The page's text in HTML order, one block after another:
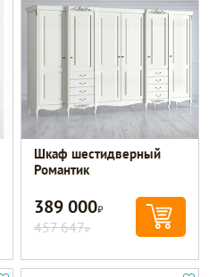
Шкаф шестидверный
Романтик
389 000Р
457 647Р